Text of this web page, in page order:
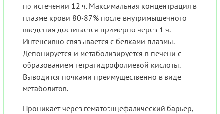
по истечении 12 ч. Максимальная концентрация в
плазме крови 80-87% после внутримышечного
введения достигается примерно через 1 ч.
Интенсивно связывается с белками плазмы.
Депонируется и метаболизируется в печени с
образованием тетрагидрофолиевой кислоты.
Выводится почками преимущественно в виде
метаболитов.
Проникает через гематоэнцефалический барьер,